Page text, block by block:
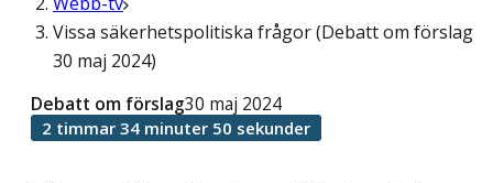
Vissa säkerhetspolitiska frågor (Debatt om förslag
30 maj 2024)
Debatt om förslag30 maj 2024
2 timmar 34 minuter 50 sekunder